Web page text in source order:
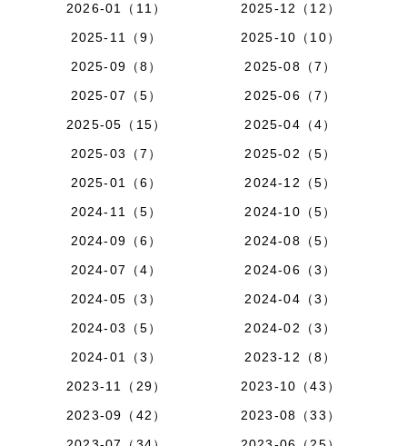
2026-01（11）
2025-12（12）
2025-11（9）
2025-10（10）
2025-09（8）
2025-08（7）
2025-07（5）
2025-06（7）
2025-05（15）
2025-04（4）
2025-03（7）
2025-02（5）
2025-01（6）
2024-12（5）
2024-11（5）
2024-10（5）
2024-09（6）
2024-08（5）
2024-07（4）
2024-06（3）
2024-05（3）
2024-04（3）
2024-03（5）
2024-02（3）
2024-01（3）
2023-12（8）
2023-11（29）
2023-10（43）
2023-09（42）
2023-08（33）